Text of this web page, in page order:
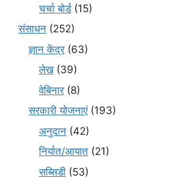
चर्चा बोर्ड(15)
संसाधन (252)
ज्ञान केंद्र(63)
लेख(39)
वेबिनार(8)
सरकारी योजनाएं(193)
अनुदान (42)
निर्यात/आयात (21)
सब्सिडी (53)